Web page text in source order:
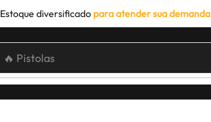
Estoque diversificado para atender sua demanda
🔥 Pistolas